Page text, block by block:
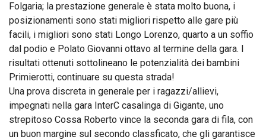
Folgaria; la prestazione generale è stata molto buona, i
posizionamenti sono stati migliori rispetto alle gare più
facili, i migliori sono stati Longo Lorenzo, quarto a un soffio
dal podio e Polato Giovanni ottavo al termine della gara. I
risultati ottenuti sottolineano le potenzialità dei bambini
Primierotti, continuare su questa strada!
Una prova discreta in generale per i ragazzi/allievi,
impegnati nella gara InterC casalinga di Gigante, uno
strepitoso Cossa Roberto vince la seconda gara di fila, con
un buon margine sul secondo classficato, che gli garantisce